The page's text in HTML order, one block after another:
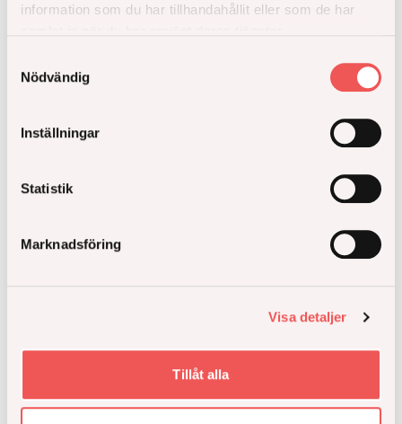
information som du har tillhandahållit eller som de har
Nödvändig
Inställningar
Statistik
Marknadsföring
Visa detaljer
Tillåt alla